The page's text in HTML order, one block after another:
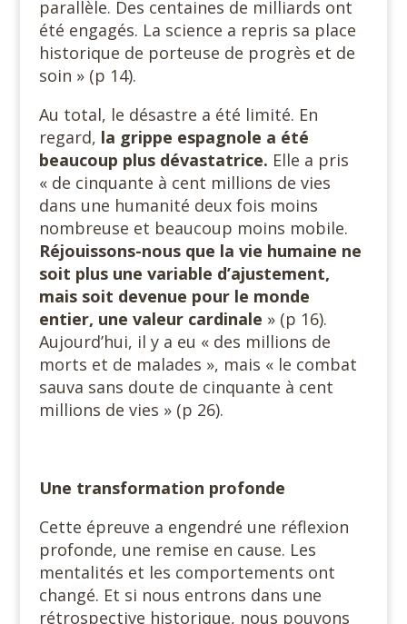
parallèle. Des centaines de milliards ont
été engagés. La science a repris sa place
historique de porteuse de progrès et de
soin » (p 14).
Au total, le désastre a été limité. En
regard, la grippe espagnole a été
beaucoup plus dévastatrice. Elle a pris
« de cinquante à cent millions de vies
dans une humanité deux fois moins
nombreuse et beaucoup moins mobile.
Réjouissons-nous que la vie humaine ne
soit plus une variable d’ajustement,
mais soit devenue pour le monde
entier, une valeur cardinale » (p 16).
Aujourd’hui, il y a eu « des millions de
morts et de malades », mais « le combat
sauva sans doute de cinquante à cent
millions de vies » (p 26).
Une transformation profonde
Cette épreuve a engendré une réflexion
profonde, une remise en cause. Les
mentalités et les comportements ont
changé. Et si nous entrons dans une
rétrospective historique, nous pouvons